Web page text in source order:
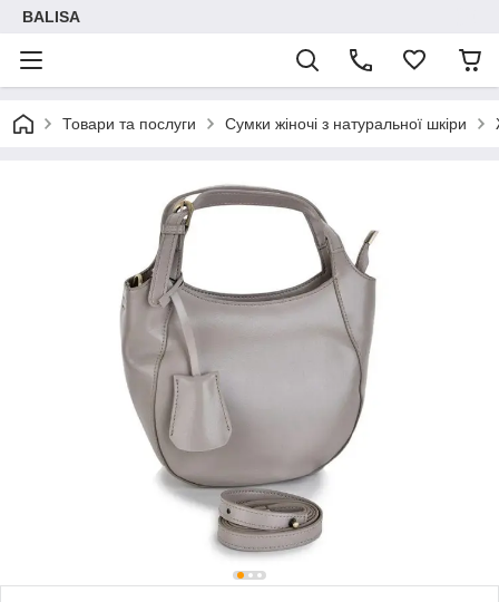
BALISA
Товари та послуги Сумки жіночі з натуральної шкіри